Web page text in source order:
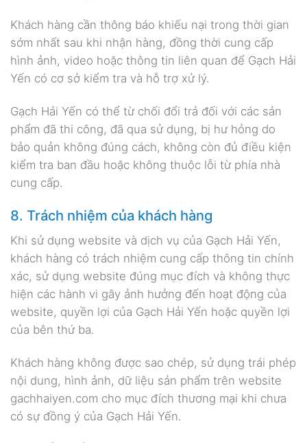
Khách hàng cần thông báo khiếu nại trong thời gian
sớm nhất sau khi nhận hàng, đồng thời cung cấp
hình ảnh, video hoặc thông tin liên quan để Gạch Hải
Yến có cơ sở kiểm tra và hỗ trợ xử lý.
Gạch Hải Yến có thể từ chối đổi trả đối với các sản
phẩm đã thi công, đã qua sử dụng, bị hư hỏng do
bảo quản không đúng cách, không còn đủ điều kiện
kiểm tra ban đầu hoặc không thuộc lỗi từ phía nhà
cung cấp.
8. Trách nhiệm của khách hàng
Khi sử dụng website và dịch vụ của Gạch Hải Yến,
khách hàng có trách nhiệm cung cấp thông tin chính
xác, sử dụng website đúng mục đích và không thực
hiện các hành vi gây ảnh hưởng đến hoạt động của
website, quyền lợi của Gạch Hải Yến hoặc quyền lợi
của bên thứ ba.
Khách hàng không được sao chép, sử dụng trái phép
nội dung, hình ảnh, dữ liệu sản phẩm trên website
gachhaiyen.com cho mục đích thương mại khi chưa
có sự đồng ý của Gạch Hải Yến.